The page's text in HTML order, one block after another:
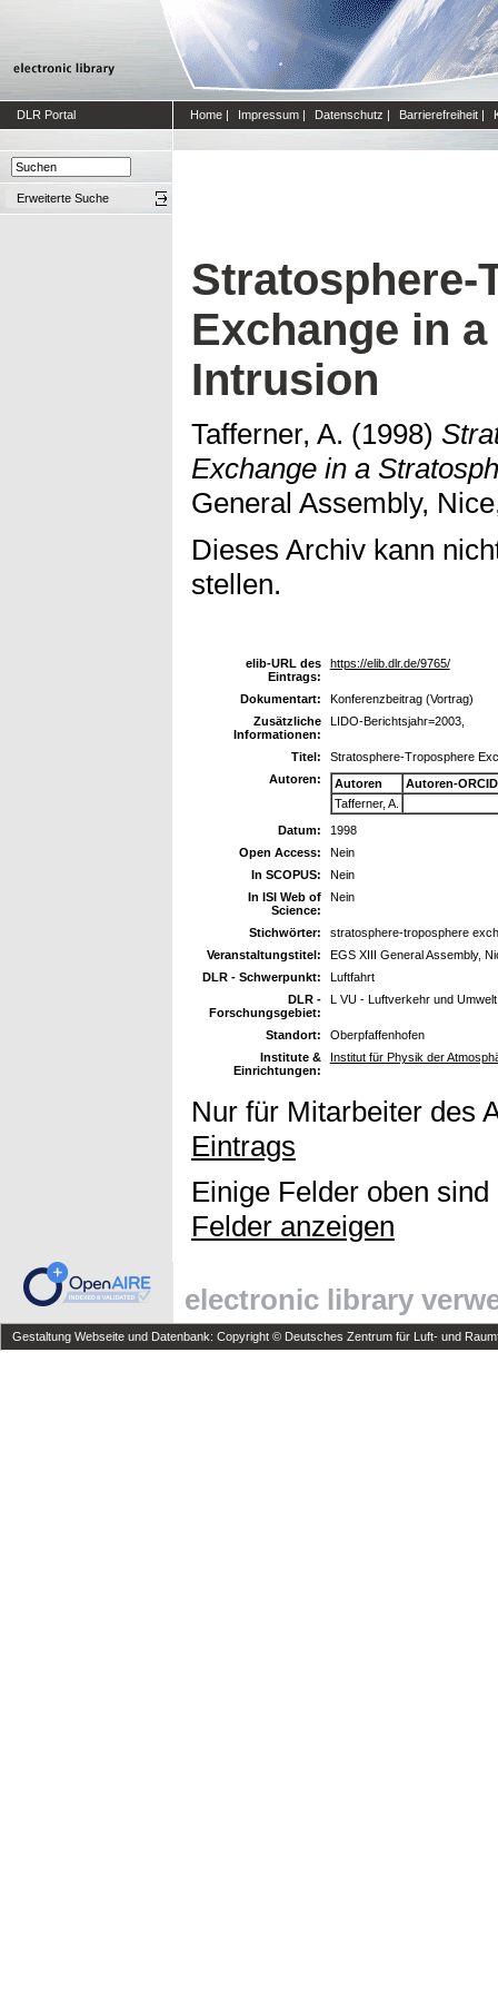
DLR Portal Home | Impressum | Datenschutz | Barrierefreiheit |
Erweiterte Suche
Stratosphere-
Exchange in
Intrusion
Tafferner, A. (1998)
Exchange in a
General Assembly,
Dieses Archiv kann
stellen.
elib-URL des
Eintrags:
https://elib.dlr.de/9765/
Dokumentart:
Konferenzbeitrag (Vortrag)
Zusätzliche
Informationen:
LIDO-Berichtsjahr=2003,
Titel:
Stratosphere-Troposphere
Autoren:
Autoren
Autoren-
Tafferner, A.
Datum:
1998
Open Access:
Nein
In SCOPUS:
Nein
In ISI Web of
Science:
Nein
Stichwörter:
stratosphere-troposphere
Veranstaltungstitel:
EGS XIII General Assembly,
DLR - Schwerpunkt:
Luftfahrt
DLR -
Forschungsgebiet:
L VU - Luftverkehr und Umwelt
Standort:
Oberpfaffenhofen
Institute &
Einrichtungen:
Institut für Physik der
Nur für Mitarbeiter des
Eintrags
Einige Felder oben
Felder anzeigen
electronic library
Gestaltung Webseite und Datenbank: Copyright © Deutsches Zentrum für Luft- und